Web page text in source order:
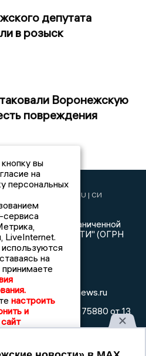
депутата
в розыск
Воронежскую
повреждения
© VORONEZHNEWS.RU | СИ
новости»
Общество с ограниченной
НОВОСТИ" (ОГРН
А.А.
262 77 92
info@voronezhnews.ru
Эл № ФС 77 - 75880 от 13
из реестра
массовой информации
по надзору в сфере связи,
и массовых коммуникаций
вы
на
персональных
сервиса
LiveInternet.
на
настроить
и